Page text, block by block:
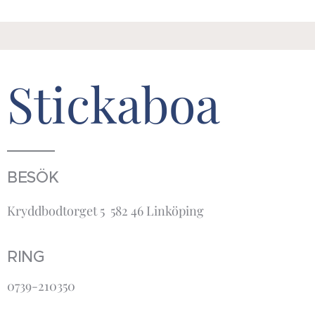
Stickaboa
BESÖK
Kryddbodtorget 5 582 46 Linköping
RING
0739-210350